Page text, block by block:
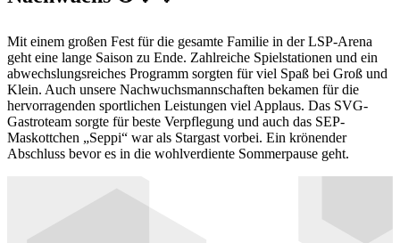
Mit einem großen Fest für die gesamte Familie in der LSP-Arena
geht eine lange Saison zu Ende. Zahlreiche Spielstationen und ein
abwechslungsreiches Programm sorgten für viel Spaß bei Groß und
Klein. Auch unsere Nachwuchsmannschaften bekamen für die
hervorragenden sportlichen Leistungen viel Applaus. Das SVG-
Gastroteam sorgte für beste Verpflegung und auch das SEP-
Maskottchen „Seppi“ war als Stargast vorbei. Ein krönender
Abschluss bevor es in die wohlverdiente Sommerpause geht.